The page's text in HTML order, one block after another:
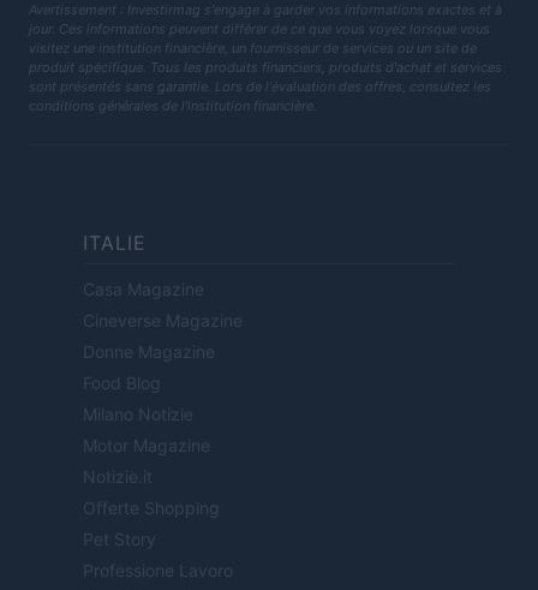
Avertissement : Investirmag s'engage à garder vos informations exactes et à
jour. Ces informations peuvent différer de ce que vous voyez lorsque vous
visitez une institution financière, un fournisseur de services ou un site de
produit spécifique. Tous les produits financiers, produits d'achat et services
sont présentés sans garantie. Lors de l'évaluation des offres, consultez les
conditions générales de l'institution financière.
ITALIE
Casa Magazine
Cineverse Magazine
Donne Magazine
Food Blog
Milano Notizie
Motor Magazine
Notizie.it
Offerte Shopping
Pet Story
Professione Lavoro